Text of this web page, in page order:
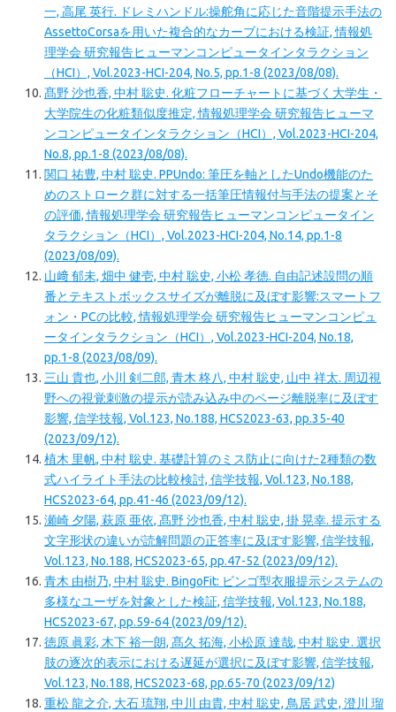
一, 高尾 英行. ドレミハンドル:操舵角に応じた音階提示手法の
AssettoCorsaを用いた複合的なカーブにおける検証, 情報処
理学会 研究報告ヒューマンコンピュータインタラクション
（HCI）, Vol.2023-HCI-204, No.5, pp.1-8 (2023/08/08).
髙野 沙也香, 中村 聡史. 化粧フローチャートに基づく大学生・
大学院生の化粧類似度推定, 情報処理学会 研究報告ヒューマ
ンコンピュータインタラクション（HCI）, Vol.2023-HCI-204,
No.8, pp.1-8 (2023/08/08).
関口 祐豊, 中村 聡史. PPUndo: 筆圧を軸としたUndo機能のた
めのストローク群に対する一括筆圧情報付与手法の提案とそ
の評価, 情報処理学会 研究報告ヒューマンコンピュータイン
タラクション（HCI）, Vol.2023-HCI-204, No.14, pp.1-8
(2023/08/09).
山﨑 郁未, 畑中 健壱, 中村 聡史, 小松 孝徳. 自由記述設問の順
番とテキストボックスサイズが離脱に及ぼす影響:スマートフ
ォン・PCの比較, 情報処理学会 研究報告ヒューマンコンピュ
ータインタラクション（HCI）, Vol.2023-HCI-204, No.18,
pp.1-8 (2023/08/09).
三山 貴也, 小川 剣二郎, 青木 柊八, 中村 聡史, 山中 祥太. 周辺視
野への視覚刺激の提示が読み込み中のページ離脱率に及ぼす
影響, 信学技報, Vol.123, No.188, HCS2023-63, pp.35-40
(2023/09/12).
植木 里帆, 中村 聡史. 基礎計算のミス防止に向けた2種類の数
式ハイライト手法の比較検討, 信学技報, Vol.123, No.188,
HCS2023-64, pp.41-46 (2023/09/12).
瀬崎 夕陽, 萩原 亜依, 髙野 沙也香, 中村 聡史, 掛 晃幸. 提示する
文字形状の違いが読解問題の正答率に及ぼす影響, 信学技報,
Vol.123, No.188, HCS2023-65, pp.47-52 (2023/09/12).
青木 由樹乃, 中村 聡史. BingoFit: ビンゴ型衣服提示システムの
多様なユーザを対象とした検証, 信学技報, Vol.123, No.188,
HCS2023-67, pp.59-64 (2023/09/12).
徳原 眞彩, 木下 裕一朗, 髙久 拓海, 小松原 達哉, 中村 聡史. 選択
肢の逐次的表示における遅延が選択に及ぼす影響, 信学技報,
Vol.123, No.188, HCS2023-68, pp.65-70 (2023/09/12)
重松 龍之介, 大石 琉翔, 中川 由貴, 中村 聡史, 鳥居 武史, 澄川 瑠